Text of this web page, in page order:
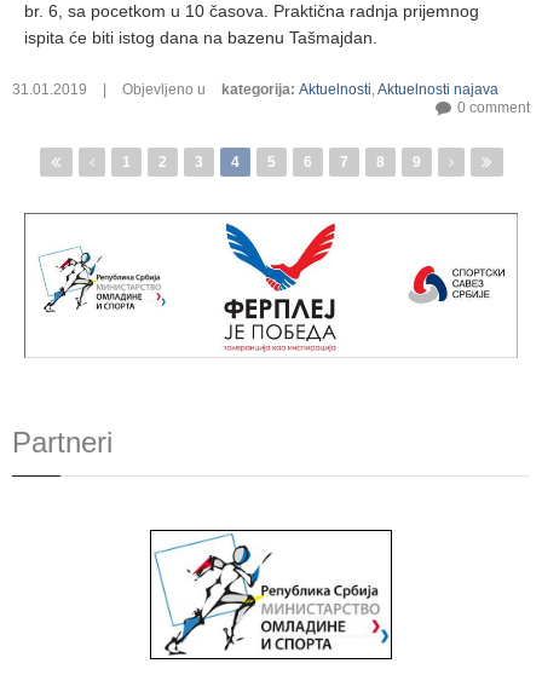
br. 6, sa pocetkom u 10 časova. Praktična radnja prijemnog
ispita će biti istog dana na bazenu Tašmajdan.
31.01.2019 | Objevljeno u kategorija: Aktuelnosti Aktuelnosti najava
0 comment
Pages
1 2 3 4 5 6 7 8 9
Partneri